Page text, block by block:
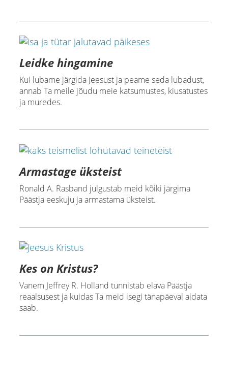
Leidke hingamine
Kui lubame järgida Jeesust ja peame seda lubadust,
annab Ta meile jõudu meie katsumustes, kiusatustes
ja muredes.
Armastage üksteist
Ronald A. Rasband julgustab meid kõiki järgima
Päästja eeskuju ja armastama üksteist.
Kes on Kristus?
Vanem Jeffrey R. Holland tunnistab elava Päästja
reaalsusest ja kuidas Ta meid isegi tänapäeval aidata
saab.